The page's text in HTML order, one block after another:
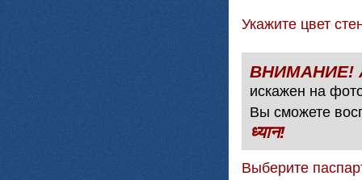
Укажите цвет
искажен на
Вы сможете
ध्यान!
Выберите